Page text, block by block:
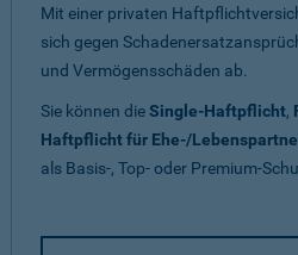
Mit einer privaten
sich gegen
und Vermögensschäden ab.
Sie können dieSingle-Haftpflicht,
Haftpflicht für Ehe-/
als Basis-, Top- oder Premium-